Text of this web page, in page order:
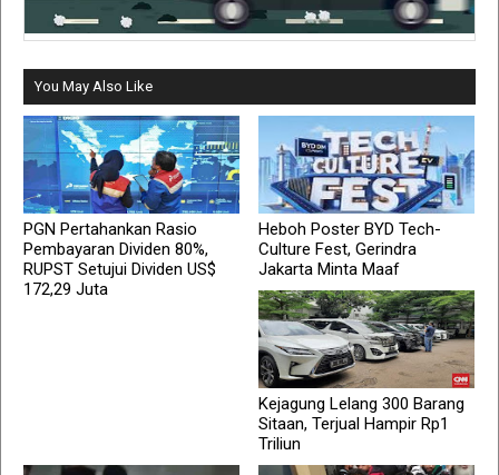
You May Also Like
PGN Pertahankan Rasio
Pembayaran Dividen 80%,
RUPST Setujui Dividen US$
172,29 Juta
Heboh Poster BYD Tech-
Culture Fest, Gerindra
Jakarta Minta Maaf
Kejagung Lelang 300 Barang
Sitaan, Terjual Hampir Rp1
Triliun